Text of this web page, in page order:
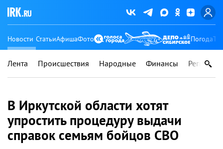
Новости СтатьиАфишаФото Погода
Лента Происшествия Народные Финансы Регионы
В Иркутской области хотят
упростить процедуру выдачи
справок семьям бойцов СВО